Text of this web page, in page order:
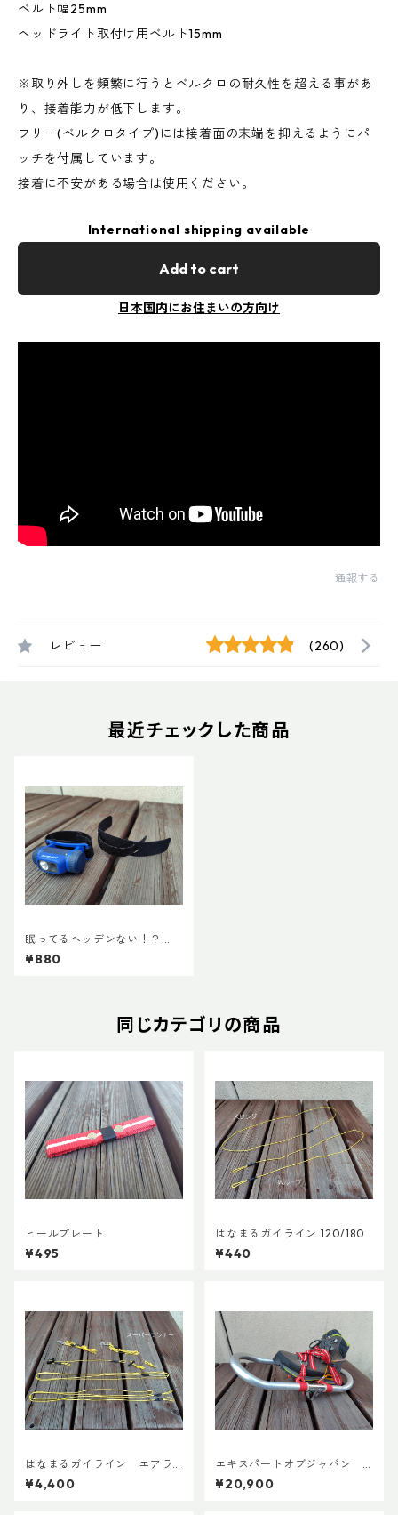
ベルト幅25mm
ヘッドライト取付け用ベルト15mm
※取り外しを頻繁に行うとベルクロの耐久性を超える事があ
り、接着能力が低下します。
フリー(ベルクロタイプ)には接着面の末端を抑えるようにパ
ッチを付属しています。
接着に不安がある場合は使用ください。
International shipping available
Add to cart
日本国内にお住まいの方向け
通報する
レビュー (260)
最近チェックした商品
眠ってるヘッデンない！？
『ヘッデンマウント』
¥880
同じカテゴリの商品
ヒールプレート
¥495
はなまるガイライン 120/180
¥440
はなまるガイライン エアラ
イズ張り綱セット
¥4,400
エキスパートオブジャパン
スノーシューズL ADDカスタ
ムVer.5
¥20,900